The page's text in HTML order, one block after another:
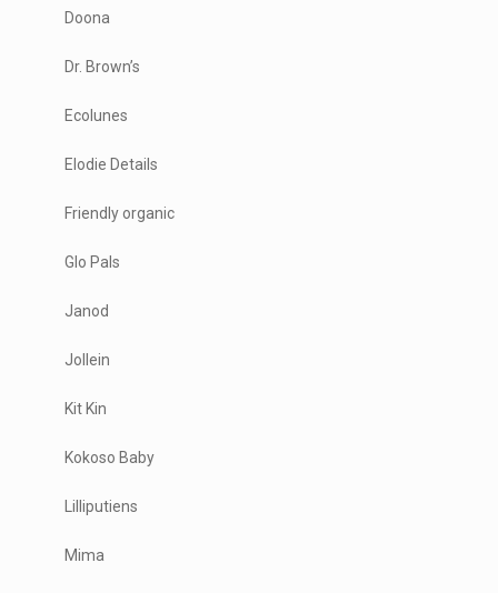
Doona
Dr. Brown’s
Ecolunes
Elodie Details
Friendly organic
Glo Pals
Janod
Jollein
Kit Kin
Kokoso Baby
Lilliputiens
Mima